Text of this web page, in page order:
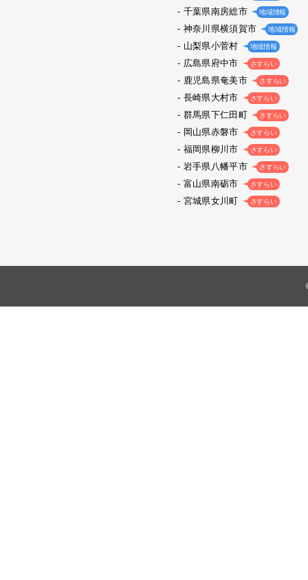
千葉県南房総市 地域情報
神奈川県横須賀市 地域情報
山梨県小菅村 地域情報
広島県府中市 さすらい
鹿児島県奄美市 さすらい
長崎県大村市 さすらい
群馬県下仁田町 さすらい
岡山県赤磐市 さすらい
福岡県柳川市 さすらい
岩手県八幡平市 さすらい
富山県南砺市 さすらい
宮城県女川町 さすらい